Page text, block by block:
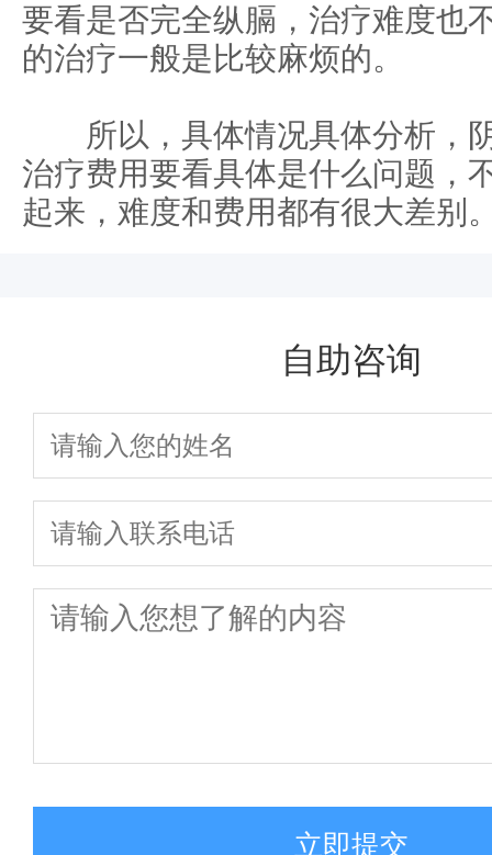
要看是否完全纵膈，治疗难度也
的治疗一般是比较麻烦的。
所以，具体情况具体分析，
治疗费用要看具体是什么问题，
起来，难度和费用都有很大差别
自助咨询
立即提交